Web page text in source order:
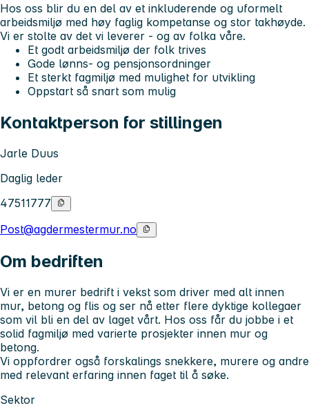
Hos oss blir du en del av et inkluderende og uformelt
arbeidsmiljø med høy faglig kompetanse og stor takhøyde.
Vi er stolte av det vi leverer - og av folka våre.
Et godt arbeidsmiljø der folk trives
Gode lønns- og pensjonsordninger
Et sterkt fagmiljø med mulighet for utvikling
Oppstart så snart som mulig
Kontaktperson for stillingen
Jarle Duus
Daglig leder
47511777
Post@agdermestermur.no
Om bedriften
Vi er en murer bedrift i vekst som driver med alt innen
mur, betong og flis og ser nå etter flere dyktige kollegaer
som vil bli en del av laget vårt. Hos oss får du jobbe i et
solid fagmiljø med varierte prosjekter innen mur og
betong.
Vi oppfordrer også forskalings snekkere, murere og andre
med relevant erfaring innen faget til å søke.
Sektor